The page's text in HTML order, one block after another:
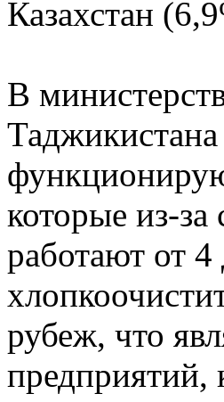
Казахстан
В
которые из-
работают от
рубеж, что
предприятий,